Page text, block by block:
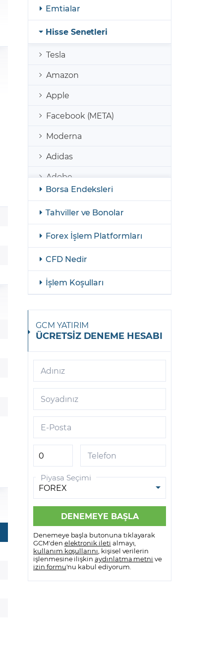
GCM Borsa Trader Eğitim Videoları
Emtialar
Hisse Senetleri
Tesla
Amazon
Apple
Facebook (META)
Moderna
Adidas
Adobe
Coinbase
AliBaba
Allianz
American Airlines Group
AT&T
Aurora
Axa
Baidu
Banco Santander
Bank of America
BG Group
Barclays
Bayer
Berkshire Hathaway
Beyond Meat
BNP Paribas
Borsa Endeksleri
Tahviller ve Bonolar
Forex İşlem Platformları
CFD Nedir
İşlem Koşulları
GCM YATIRIM
ÜCRETSİZ DENEME HESABI
Adınız
Soyadınız
E-Posta
Telefon
Piyasa Seçimi
Denemeye başla butonuna tıklayarak
GCM'den elektronik ileti almayı,
kullanım koşullarını , kişisel verilerin
işlenmesine ilişkin aydınlatma metni ve
izin formu'nu kabul ediyorum.